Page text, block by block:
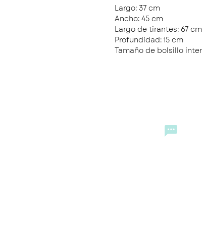
Largo: 37 cm
Ancho: 45 cm
Largo de tirantes: 67 cm
Profundidad: 15 cm
Tamaño de bolsillo